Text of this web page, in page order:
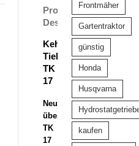
Product
Description
Kehrmaschine
Tielbürger
TK
17
Neue
überarbeitete
TK
17
Frontmäher
Gartentraktor
günstig
Honda
Husqvarna
kaufen